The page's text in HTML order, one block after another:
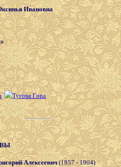
Ивановна
Алексеевич(1857 - 1904)